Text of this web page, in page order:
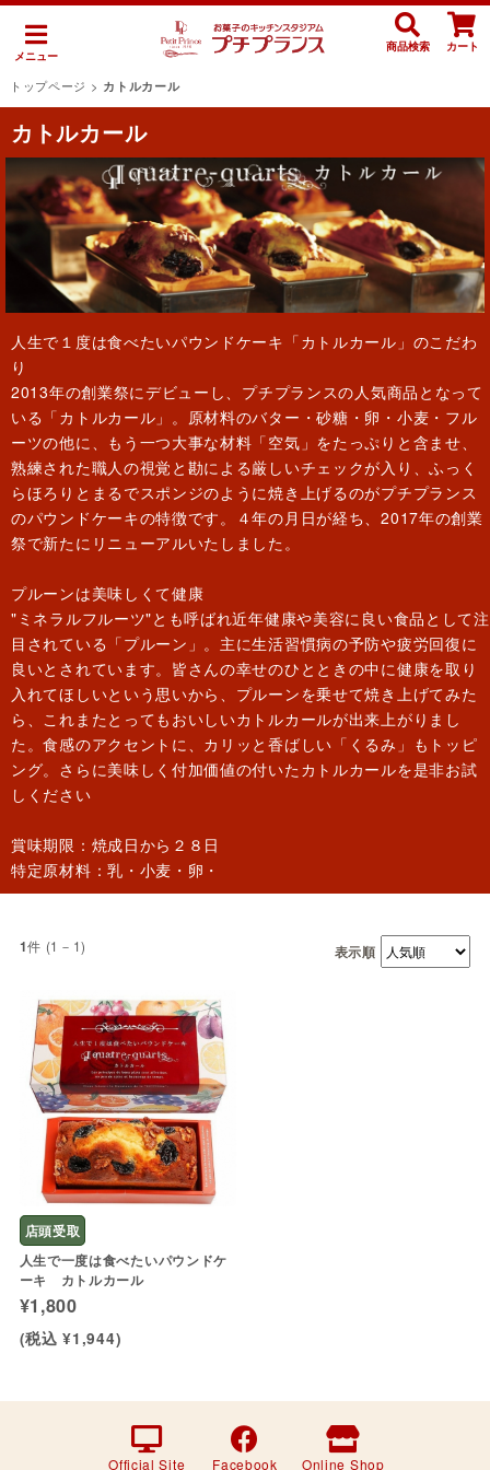
メニュー
商品検索 カート
トップページ > カトルカール
カトルカール
人生で１度は食べたいパウンドケーキ「カトルカール」のこだわ
り
2013年の創業祭にデビューし、プチプランスの人気商品となって
いる「カトルカール」。原材料のバター・砂糖・卵・小麦・フル
ーツの他に、もう一つ大事な材料「空気」をたっぷりと含ませ、
熟練された職人の視覚と勘による厳しいチェックが入り、ふっく
らほろりとまるでスポンジのように焼き上げるのがプチプランス
のパウンドケーキの特徴です。４年の月日が経ち、2017年の創業
祭で新たにリニューアルいたしました。
プルーンは美味しくて健康
"ミネラルフルーツ"とも呼ばれ近年健康や美容に良い食品として注
目されている「プルーン」。主に生活習慣病の予防や疲労回復に
良いとされています。皆さんの幸せのひとときの中に健康を取り
入れてほしいという思いから、プルーンを乗せて焼き上げてみた
ら、これまたとってもおいしいカトルカールが出来上がりまし
た。食感のアクセントに、カリッと香ばしい「くるみ」もトッピ
ング。さらに美味しく付加価値の付いたカトルカールを是非お試
しください
賞味期限：焼成日から２８日
特定原材料：乳・小麦・卵・
1件 (1－1) 表示順
店頭受取
人生で一度は食べたいパウンドケ
ーキ カトルカール
¥1,800
(税込 ¥1,944)
Official Site Facebook Online Shop